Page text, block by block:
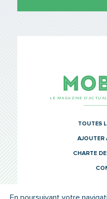
LE MAGAZINE
TOUTES
AJOUTER
CHARTE